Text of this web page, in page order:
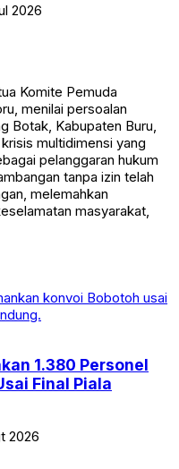
2026
Komite Pemuda
menilai persoalan
Botak, Kabupaten Buru,
multidimensi yang
pelanggaran hukum
tanpa izin telah
melemahkan
masyarakat,
1.380 Personel
Final Piala
2026